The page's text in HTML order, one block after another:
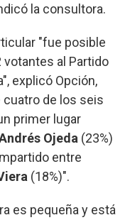
la consultora.
"fue posible
al Partido
explicó Opción,
cuatro de los seis
primer lugar
Ojeda (23%)
entre
(18%)".
es pequeña y está